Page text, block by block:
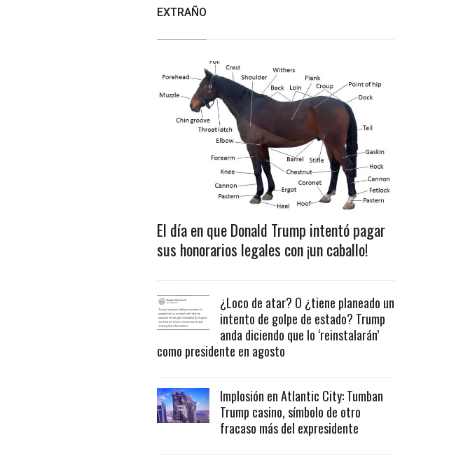
EXTRAÑO
El día en que Donald Trump intentó pagar
sus honorarios legales con ¡un caballo!
¿Loco de atar? O ¿tiene planeado un
intento de golpe de estado? Trump
anda diciendo que lo ‘reinstalarán’
como presidente en agosto
Implosión en Atlantic City: Tumban
Trump casino, símbolo de otro
fracaso más del expresidente